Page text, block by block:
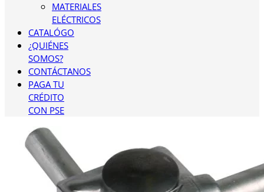
MATERIALES
ELÉCTRICOS
CATALÓGO
¿QUIÉNES
SOMOS?
CONTÁCTANOS
PAGA TU
CRÉDITO
CON PSE